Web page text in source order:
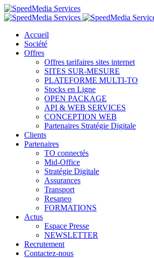
Accueil
Société
Offres
Offres tarifaires sites internet
SITES SUR-MESURE
PLATEFORME MULTI-TO
Stocks en Ligne
OPEN PACKAGE
API & WEB SERVICES
CONCEPTION WEB
Partenaires Stratégie Digitale
Clients
Partenaires
TO connectés
Mid-Office
Stratégie Digitale
Assurances
Transport
Resaneo
FORMATIONS
Actus
Espace Presse
NEWSLETTER
Recrutement
Contactez-nous